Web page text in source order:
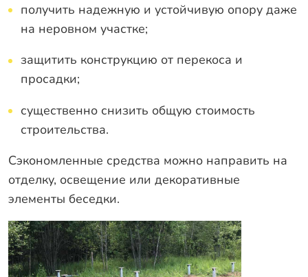
получить надежную и устойчивую опору даже
на неровном участке;
защитить конструкцию от перекоса и
просадки;
существенно снизить общую стоимость
строительства.
Сэкономленные средства можно направить на
отделку, освещение или декоративные
элементы беседки.